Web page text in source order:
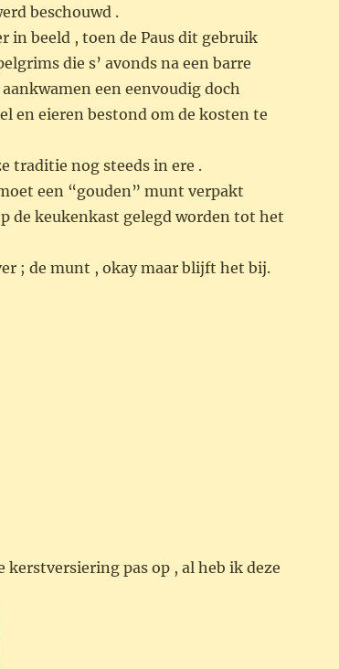
beschouwd .
in beeld , toen de Paus dit gebruik
die s’ avonds na een barre
een eenvoudig doch
en eieren bestond om de kosten te
traditie nog steeds in ere .
een “gouden” munt verpakt
de keukenkast gelegd worden tot het
; de munt , okay maar blijft het bij.
kerstversiering pas op , al heb ik deze